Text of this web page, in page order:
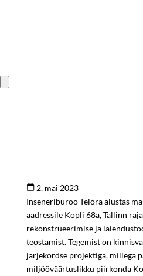
2. mai 2023
Inseneribüroo Telora alustas
aadressile Kopli 68a, Tallinn
rekonstrueerimise ja
teostamist. Tegemist on
järjekordse projektiga, millega
miljööväärtuslikku piirkonda